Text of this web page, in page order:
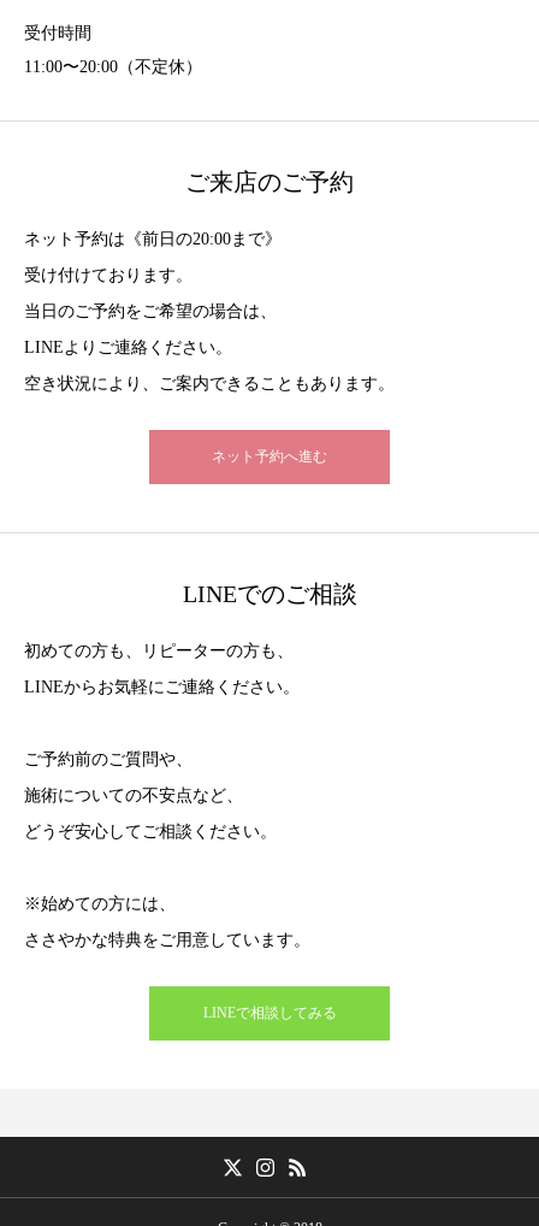
受付時間
11:00〜20:00（不定休）
ご来店のご予約
ネット予約は《前日の20:00まで》
受け付けております。
当日のご予約をご希望の場合は、
LINEよりご連絡ください。
空き状況により、ご案内できることもあります。
ネット予約へ進む
LINEでのご相談
初めての方も、リピーターの方も、
LINEからお気軽にご連絡ください。
ご予約前のご質問や、
施術についての不安点など、
どうぞ安心してご相談ください。
※始めての方には、
ささやかな特典をご用意しています。
LINEで相談してみる